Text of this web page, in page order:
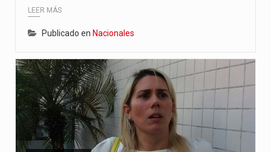
LEER MÁS
Publicado en Nacionales